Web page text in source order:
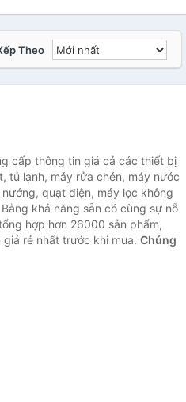
Theo
cấp thông tin giá cả các thiết bị
tủ lạnh, máy rửa chén, máy nước
quạt điện, máy lọc không
khả năng sẵn có cùng sự nỗ
hợp hơn 26000 sản phẩm,
rẻ nhất trước khi mua. Chúng